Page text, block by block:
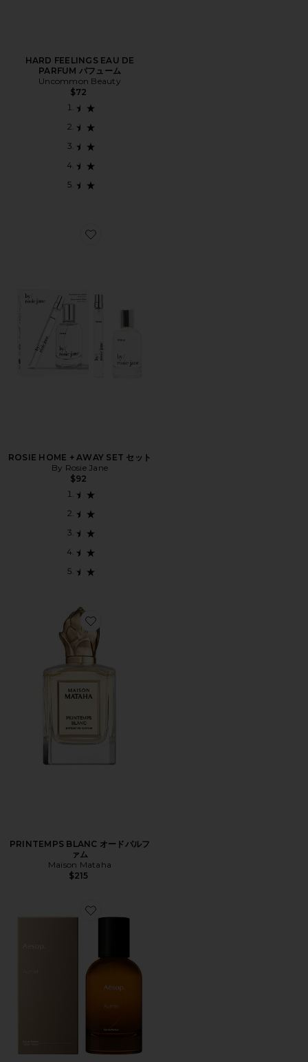
HARD FEELINGS EAU DE
PARFUM パフューム
Uncommon Beauty
$72
Favorite ROSIE HOME + AWAY SET セット
ROSIE HOME + AWAY SET セット
By Rosie Jane
$92
Favorite PRINTEMPS BLANC オードパルファム
PRINTEMPS BLANC オードパルフ
ァム
Maison Mataha
$215
Favorite AURNER EAU DE PARFUM パフューム